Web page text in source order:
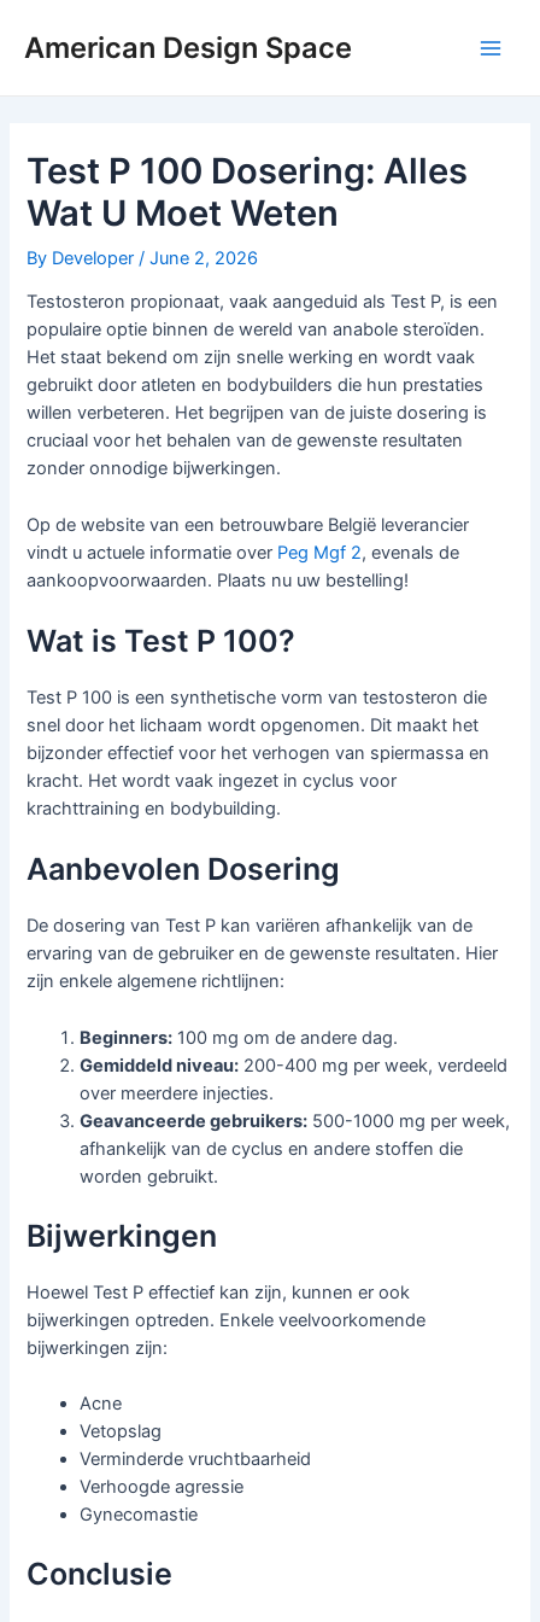
American Design Space
Test P 100 Dosering: Alles
Wat U Moet Weten
By Developer/June 2, 2026
Testosteron propionaat, vaak aangeduid als Test P, is een
populaire optie binnen de wereld van anabole steroïden.
Het staat bekend om zijn snelle werking en wordt vaak
gebruikt door atleten en bodybuilders die hun prestaties
willen verbeteren. Het begrijpen van de juiste dosering is
cruciaal voor het behalen van de gewenste resultaten
zonder onnodige bijwerkingen.
Op de website van een betrouwbare België leverancier
vindt u actuele informatie over Peg Mgf 2, evenals de
aankoopvoorwaarden. Plaats nu uw bestelling!
Wat is Test P 100?
Test P 100 is een synthetische vorm van testosteron die
snel door het lichaam wordt opgenomen. Dit maakt het
bijzonder effectief voor het verhogen van spiermassa en
kracht. Het wordt vaak ingezet in cyclus voor
krachttraining en bodybuilding.
Aanbevolen Dosering
De dosering van Test P kan variëren afhankelijk van de
ervaring van de gebruiker en de gewenste resultaten. Hier
zijn enkele algemene richtlijnen:
Beginners: 100 mg om de andere dag.
Gemiddeld niveau: 200-400 mg per week, verdeeld
over meerdere injecties.
Geavanceerde gebruikers: 500-1000 mg per week,
afhankelijk van de cyclus en andere stoffen die
worden gebruikt.
Bijwerkingen
Hoewel Test P effectief kan zijn, kunnen er ook
bijwerkingen optreden. Enkele veelvoorkomende
bijwerkingen zijn:
Acne
Vetopslag
Verminderde vruchtbaarheid
Verhoogde agressie
Gynecomastie
Conclusie
navigation